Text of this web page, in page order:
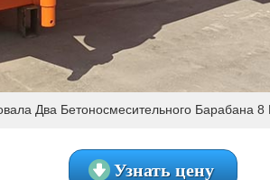
Два Бетоносмесительного Барабана 8
Узнать цену